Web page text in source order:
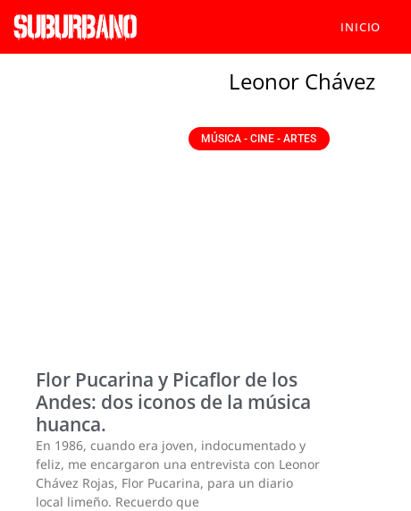
INICIO
Leonor Chávez
MÚSICA - CINE - ARTES
Flor Pucarina y Picaflor de los
Andes: dos iconos de la música
huanca.
En 1986, cuando era joven, indocumentado y
feliz, me encargaron una entrevista con Leonor
Chávez Rojas, Flor Pucarina, para un diario
local limeño. Recuerdo que